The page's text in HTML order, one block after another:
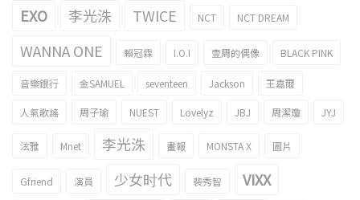
EXO 李光洙 TWICE NCT NCT DREAM
WANNA ONE 賴冠霖 I.O.I 壹周的偶像 BLACK PINK
音樂銀行 金SAMUEL seventeen Jackson 王嘉爾
人氣歌謠 周子瑜 NUEST Lovelyz JBJ 周潔瓊 JYJ
泫雅 Mnet 李光洙 畫報 MONSTA X 圖片
Gfriend 演員 少女时代 裴秀智 VIXX